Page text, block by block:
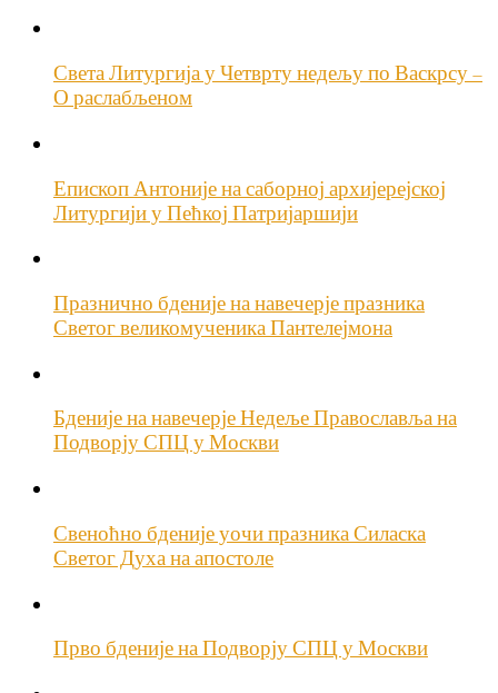
Света Литургија у Четврту недељу по Васкрсу –
О раслабљеном
Епископ Антоније на саборној архијерејској
Литургији у Пећкој Патријаршији
Празнично бденије на навечерје празника
Светог великомученика Пантелејмона
Бденије на навечерје Недеље Православља на
Подворју СПЦ у Москви
Свеноћно бденије уочи празника Силаска
Светог Духа на апостоле
Прво бденије на Подворју СПЦ у Москви